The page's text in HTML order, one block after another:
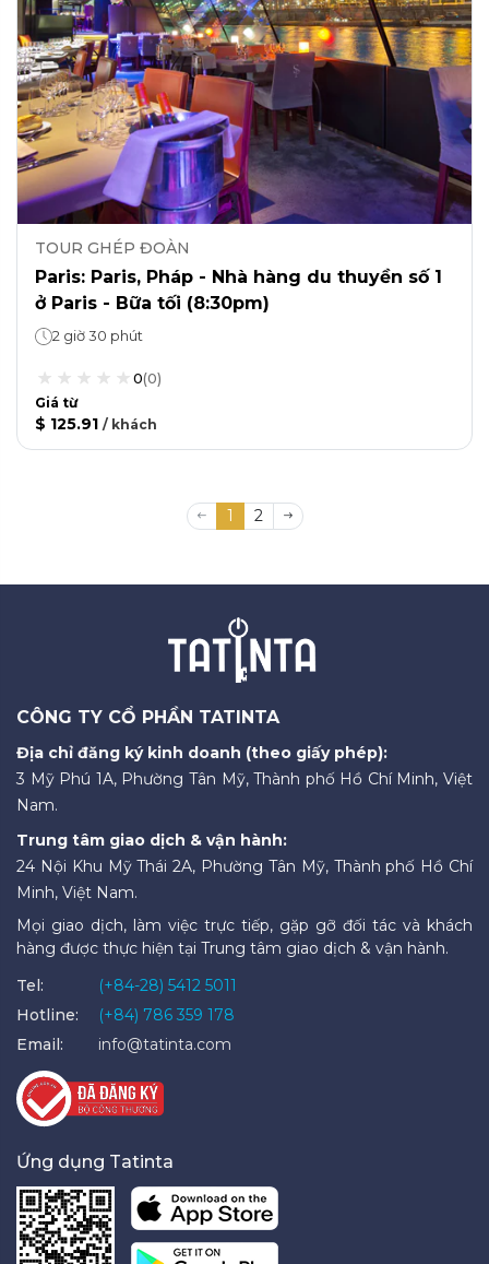
TOUR GHÉP ĐOÀN
Paris: Paris, Pháp - Nhà hàng du thuyền số 1
ở Paris - Bữa tối (8:30pm)
2 giờ 30 phút
0(0)
Giá từ
$ 125.91 / khách
1 2
CÔNG TY CỔ PHẦN TATINTA
Địa chỉ đăng ký kinh doanh (theo giấy phép):
3 Mỹ Phú 1A, Phường Tân Mỹ, Thành phố Hồ Chí Minh, Việt
Nam.
Trung tâm giao dịch & vận hành:
24 Nội Khu Mỹ Thái 2A, Phường Tân Mỹ, Thành phố Hồ Chí
Minh, Việt Nam.
Mọi giao dịch, làm việc trực tiếp, gặp gỡ đối tác và khách
hàng được thực hiện tại Trung tâm giao dịch & vận hành.
Tel:
(+84-28) 5412 5011
Hotline:
(+84) 786 359 178
Email:
info@tatinta.com
Ứng dụng Tatinta